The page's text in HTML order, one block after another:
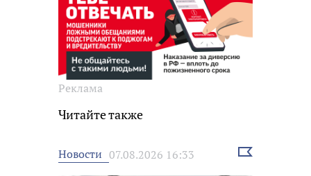
Реклама
Читайте также
Новости 07.08.2026 16:33
Выбрать